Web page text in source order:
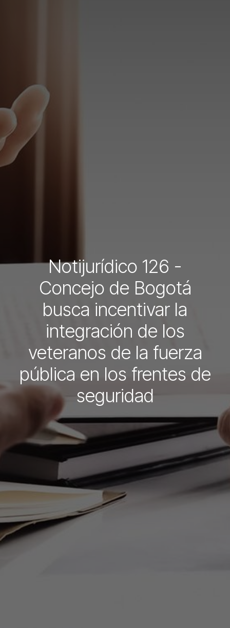
Notijurídico 126 -
Concejo de Bogotá
busca incentivar la
integración de los
veteranos de la fuerza
pública en los frentes de
seguridad